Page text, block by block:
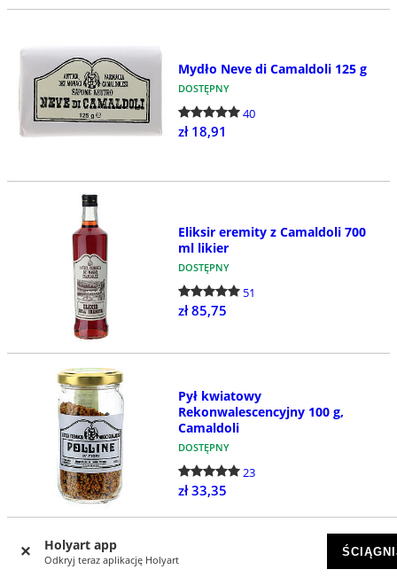
Holyart app
Odkryj teraz aplikację Holyart
Mydło Neve di Camaldoli 125 g
DOSTĘPNY
40
zł 18,91
Eliksir eremity z Camaldoli 700
ml likier
DOSTĘPNY
51
zł 85,75
Pył kwiatowy
Rekonwalescencyjny 100 g,
Camaldoli
DOSTĘPNY
23
zł 33,35